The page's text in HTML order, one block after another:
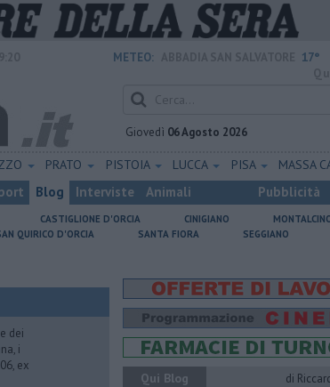
METEO: 17°
Giovedì 06 Agosto 2026
PRATO PISTOIA LUCCA PISA MASSA
Blog Interviste Animali Pubblicità
CASTIGLIONE D'ORCIA CINIGIANO
QUIRICO D'ORCIA SANTA FIORA
SEGGIANO
dei
i
ex
Qui Blog
di